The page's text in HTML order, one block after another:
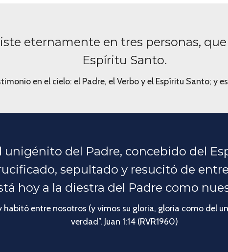
eternamente en tres personas, que
Espíritu Santo.
en el cielo: el Padre, el Verbo y el Espíritu Santo; y
unigénito del Padre, concebido del
sepultado y resucitó de
hoy a la diestra del Padre como
habitó entre nosotros (y vimos su gloria, gloria como del
verdad”. Juan 1:14 (RVR1960)